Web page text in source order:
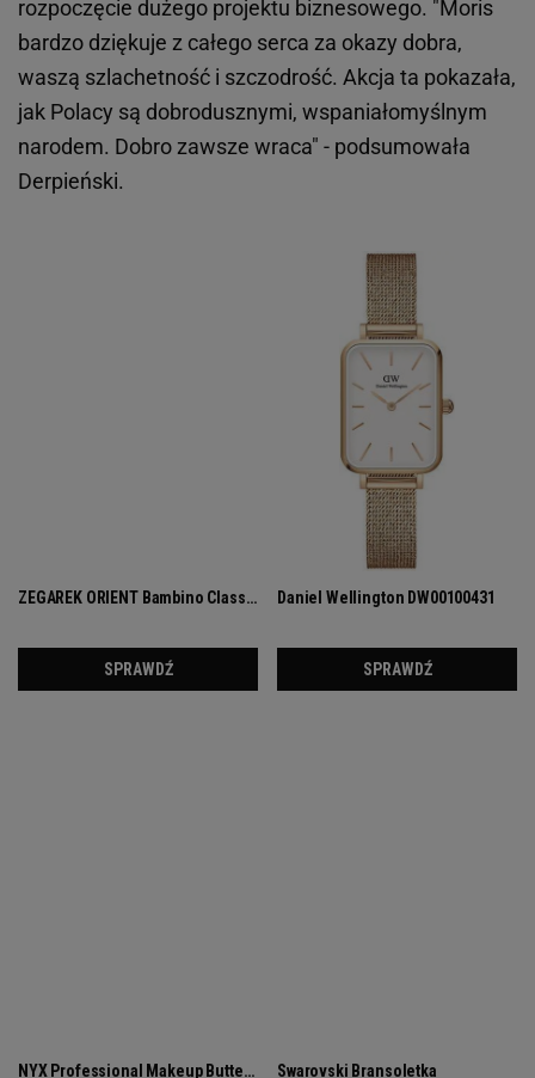
rozpoczęcie dużego projektu biznesowego. "Moris
bardzo dziękuje z całego serca za okazy dobra,
waszą szlachetność i szczodrość. Akcja ta pokazała,
jak Polacy są dobrodusznymi, wspaniałomyślnym
narodem. Dobro zawsze wraca" - podsumowała
Derpieński.